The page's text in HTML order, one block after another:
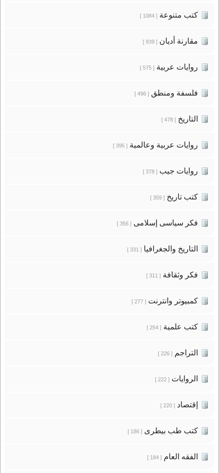
كتب متنوعة[ 1084 ]
مقارنة أديان[ 939 ]
روايات عربية[ 575 ]
فلسفة ومنطق[ 496 ]
التاريخ[ 478 ]
روايات عربية وعالمية[ 395 ]
روايات جيب[ 378 ]
كتب تاريخ[ 359 ]
فكر سياسى إسلامى[ 356 ]
التاريخ والجغرافيا[ 331 ]
فكر وثقافة[ 311 ]
كمبيوتر وانترنت[ 277 ]
كتب علمية[ 254 ]
التراجم[ 226 ]
الروايات[ 222 ]
إقتصاد[ 220 ]
كتب طب بيطرى[ 186 ]
الفقه العام[ 184 ]